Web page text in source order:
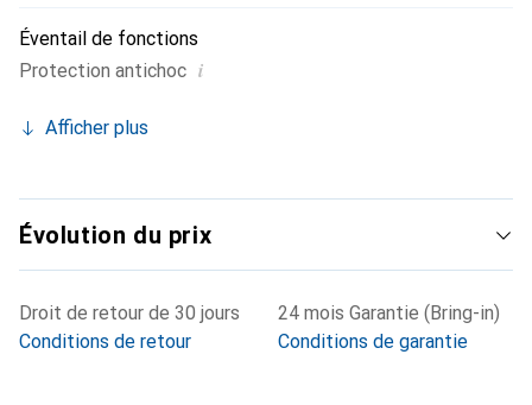
Éventail de fonctions
Protection antichoc i
Afficher plus
Évolution du prix
Droit de retour de 30 jours
Conditions de retour
24 mois Garantie (Bring-in)
Conditions de garantie